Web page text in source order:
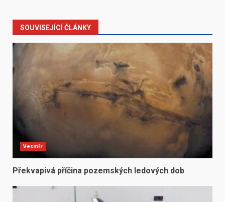
SOUVISEJÍCÍ ČLÁNKY
Vesmír
Překvapivá příčina pozemských ledových dob